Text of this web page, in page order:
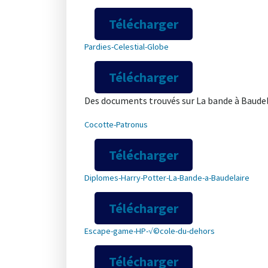
Télécharger
Pardies-Celestial-Globe
Télécharger
Des documents trouvés sur La bande à
Cocotte-Patronus
Télécharger
Diplomes-Harry-Potter-La-Bande-a-Baudelaire
Télécharger
Escape-game-HP-√©cole-du-dehors
Télécharger